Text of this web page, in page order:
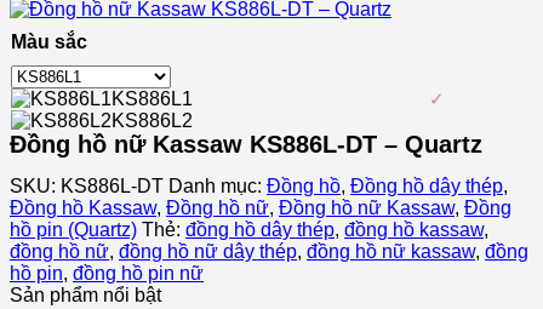
Màu sắc
KS886L1
KS886L2
Đồng hồ nữ Kassaw KS886L-DT – Quartz
SKU: KS886L-DT Danh mục: Đồng hồ, Đồng hồ dây thép,
Đồng hồ Kassaw, Đồng hồ nữ, Đồng hồ nữ Kassaw, Đồng
hồ pin (Quartz) Thẻ: đồng hồ dây thép, đồng hồ kassaw,
đồng hồ nữ, đồng hồ nữ dây thép, đồng hồ nữ kassaw, đồng
hồ pin, đồng hồ pin nữ
Sản phẩm nổi bật